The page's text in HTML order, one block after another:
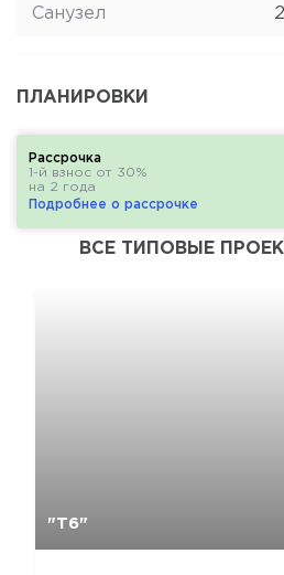
Санузел
ПЛАНИРОВКИ
Рассрочка
1-й взнос от 30%
на 2 года
Подробнее о рассрочке
ВСЕ ТИПОВЫЕ
"Т6"